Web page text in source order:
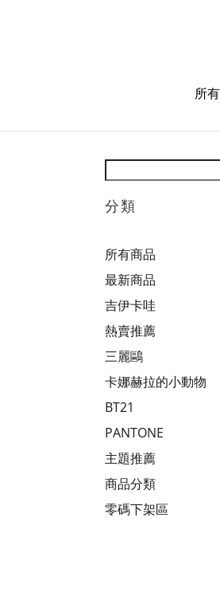
所
分類
所有商品
最新商品
吉伊卡哇
熱賣推薦
三麗鷗
卡娜赫拉的小動物
BT21
PANTONE
主題推薦
商品分類
零碼下架區